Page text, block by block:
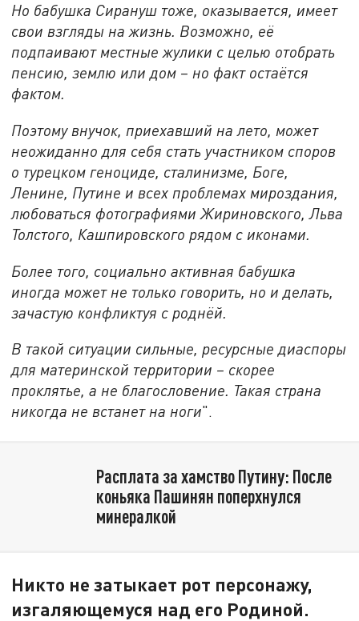
Но бабушка Сирануш тоже, оказывается, имеет
свои взгляды на жизнь. Возможно, её
подпаивают местные жулики с целью отобрать
пенсию, землю или дом – но факт остаётся
фактом.
Поэтому внучок, приехавший на лето, может
неожиданно для себя стать участником споров
о турецком геноциде, сталинизме, Боге,
Ленине, Путине и всех проблемах мироздания,
любоваться фотографиями Жириновского, Льва
Толстого, Кашпировского рядом с иконами.
Более того, социально активная бабушка
иногда может не только говорить, но и делать,
зачастую конфликтуя с роднёй.
В такой ситуации сильные, ресурсные диаспоры
для материнской территории – скорее
проклятье, а не благословение. Такая страна
никогда не встанет на ноги".
Расплата за хамство Путину: После
коньяка Пашинян поперхнулся
минералкой
Никто не затыкает рот персонажу,
изгаляющемуся над его Родиной.